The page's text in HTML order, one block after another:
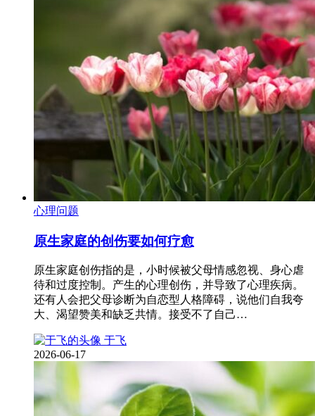
心理问题
原生家庭的创伤要如何疗愈
原生家庭创伤指的是，小时候被父母情感忽视、身心虐
待和过度控制。产生的心理创伤，并导致了心理疾病。
还有人会把父母诊断为自恋型人格障碍，说他们自我夸
大、渴望赞美和缺乏共情。接受不了自己…
于飞
2026-06-17